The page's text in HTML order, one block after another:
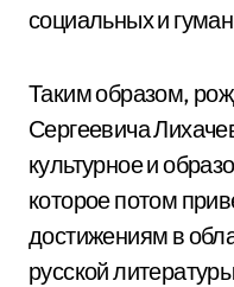
социальных и
Таким образом,
Сергеевича
культурное и
которое потом
достижениям в
русской